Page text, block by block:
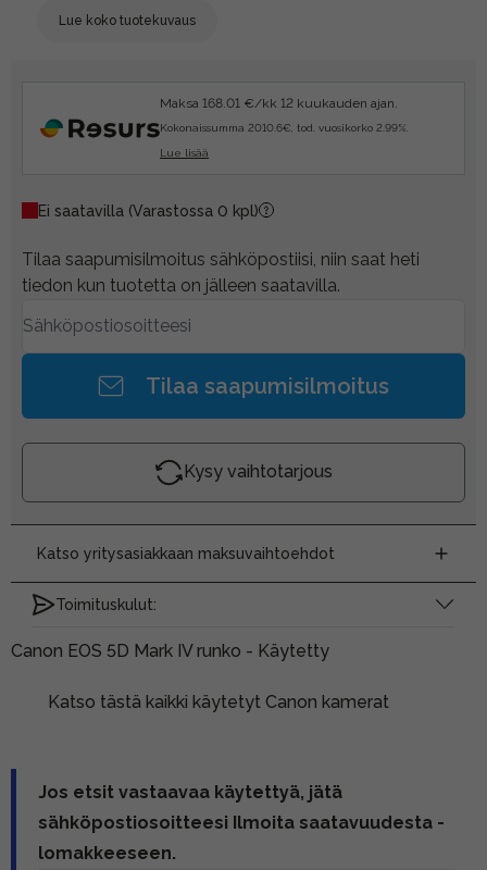
Lue koko tuotekuvaus
Maksa 168.01 €/kk 12 kuukauden ajan.
Kokonaissumma 2010.6€, tod. vuosikorko 2.99%.
Lue lisää
Ei saatavilla (Varastossa 0 kpl)
Tilaa saapumisilmoitus sähköpostiisi, niin saat heti
tiedon kun tuotetta on jälleen saatavilla.
Tilaa saapumisilmoitus
Kysy vaihtotarjous
Katso yritysasiakkaan maksuvaihtoehdot
Toimituskulut:
Canon EOS 5D Mark IV runko - Käytetty
Katso tästä kaikki käytetyt Canon kamerat
Jos etsit vastaavaa käytettyä, jätä
sähköpostiosoitteesi Ilmoita saatavuudesta -
lomakkeeseen.